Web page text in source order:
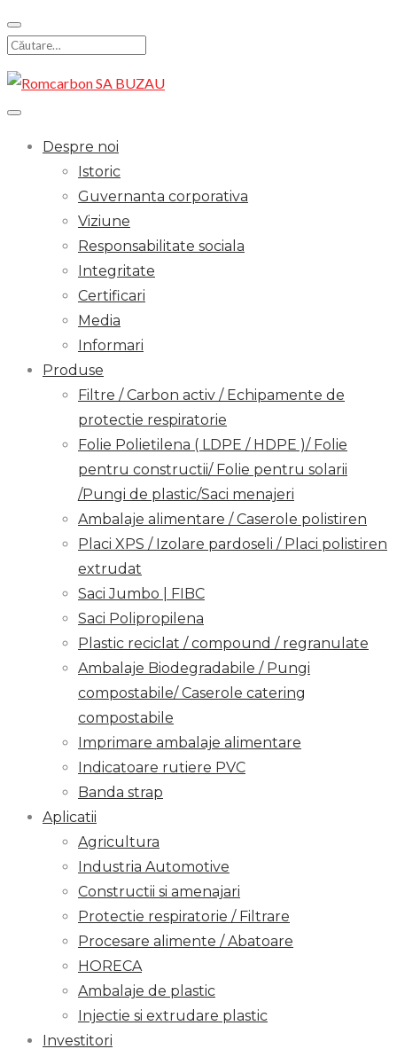
Skip
to
content
Search
for:
Despre noi
Istoric
Guvernanta corporativa
Viziune
Responsabilitate sociala
Integritate
Certificari
Media
Informari
Produse
Filtre / Carbon activ / Echipamente de
protectie respiratorie
Folie Polietilena ( LDPE / HDPE )/ Folie
pentru constructii/ Folie pentru solarii
/Pungi de plastic/Saci menajeri
Ambalaje alimentare / Caserole polistiren
Placi XPS / Izolare pardoseli / Placi polistiren
extrudat
Saci Jumbo | FIBC
Saci Polipropilena
Plastic reciclat / compound / regranulate
Ambalaje Biodegradabile / Pungi
compostabile/ Caserole catering
compostabile
Imprimare ambalaje alimentare
Indicatoare rutiere PVC
Banda strap
Aplicatii
Agricultura
Industria Automotive
Constructii si amenajari
Protectie respiratorie / Filtrare
Procesare alimente / Abatoare
HORECA
Ambalaje de plastic
Injectie si extrudare plastic
Investitori